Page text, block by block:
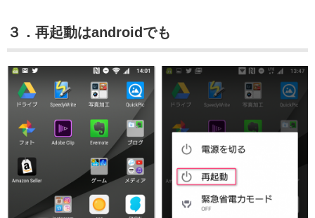
３．再起動はandroidでも